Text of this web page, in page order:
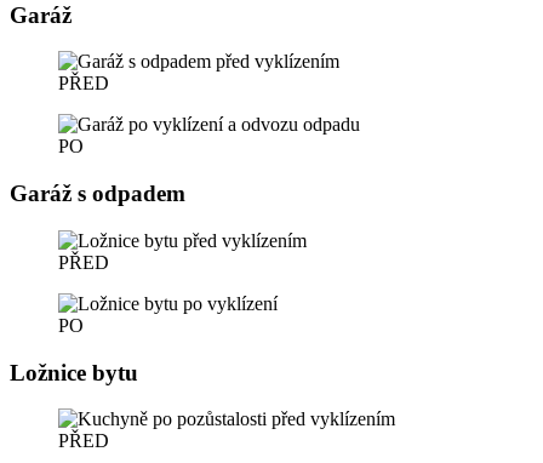
Garáž
PŘED
PO
Garáž s odpadem
PŘED
PO
Ložnice bytu
PŘED